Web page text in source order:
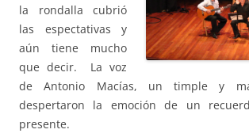
la rondalla cubrió
las espectativas y
aún tiene mucho
que decir. La voz
de Antonio Macías, un timple y
despertaron la emoción de un
presente.